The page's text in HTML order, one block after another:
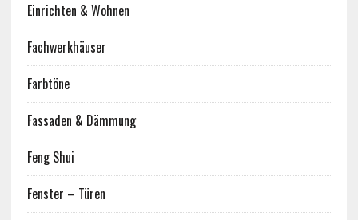
Einrichten & Wohnen
Fachwerkhäuser
Farbtöne
Fassaden & Dämmung
Feng Shui
Fenster – Türen